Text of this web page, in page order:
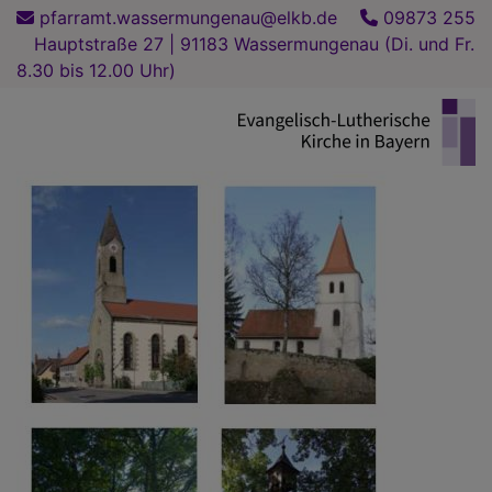
Direkt
Inhalt
pfarramt.wassermungenau@elkb.de
09873 255
Hauptstraße 27 | 91183 Wassermungenau (Di. und Fr.
8.30 bis 12.00 Uhr)